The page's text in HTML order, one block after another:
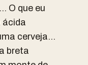
O que eu
ácida
cerveja…
breta